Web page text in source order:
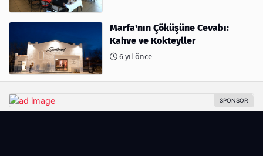
Marfa'nın Çöküşüne Cevabı:
Kahve ve Kokteyller
6 yıl önce